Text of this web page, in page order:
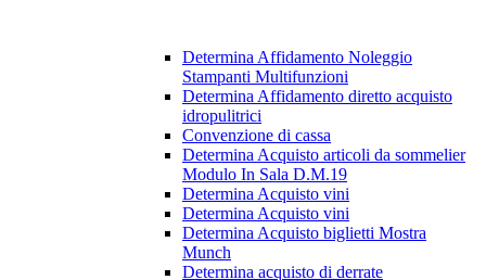
Determina Affidamento Noleggio
Stampanti Multifunzioni
Determina Affidamento diretto acquisto
idropulitrici
Convenzione di cassa
Determina Acquisto articoli da sommelier
Modulo In Sala D.M.19
Determina Acquisto vini
Determina Acquisto vini
Determina Acquisto biglietti Mostra
Munch
Determina acquisto di derrate